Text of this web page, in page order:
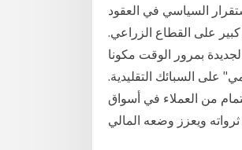
السياسي في العقود
على القطاع الزراعي.
بمرور الوقت مكونا
على السبائك التقليدية.
من العملاء في أسواق